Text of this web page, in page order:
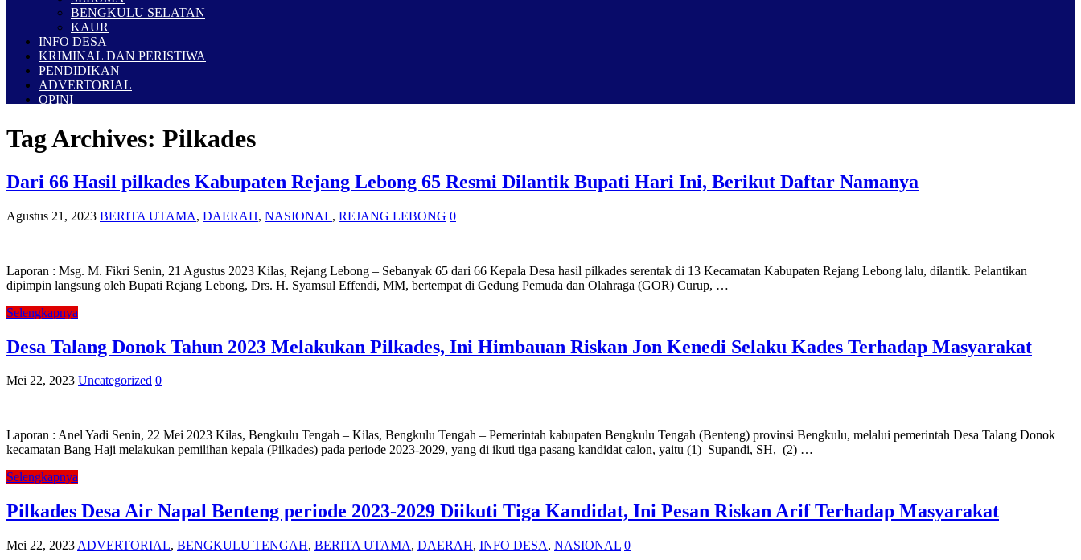
BENGKULU SELATAN
KAUR
INFO DESA
KRIMINAL DAN PERISTIWA
PENDIDIKAN
ADVERTORIAL
OPINI
Tag Archives: Pilkades
Dari 66 Hasil pilkades Kabupaten Rejang Lebong 65 Resmi Dilantik Bupati Hari Ini, Berikut Daftar Namanya
Agustus 21, 2023 BERITA UTAMA, DAERAH, NASIONAL, REJANG LEBONG 0
Laporan : Msg. M. Fikri Senin, 21 Agustus 2023 Kilas, Rejang Lebong – Sebanyak 65 dari 66 Kepala Desa hasil pilkades serentak di 13 Kecamatan Kabupaten Rejang Lebong lalu, dilantik. Pelantikan
dipimpin langsung oleh Bupati Rejang Lebong, Drs. H. Syamsul Effendi, MM, bertempat di Gedung Pemuda dan Olahraga (GOR) Curup, …
Selengkapnya
Desa Talang Donok Tahun 2023 Melakukan Pilkades, Ini Himbauan Riskan Jon Kenedi Selaku Kades Terhadap Masyarakat
Mei 22, 2023 Uncategorized 0
Laporan : Anel Yadi Senin, 22 Mei 2023 Kilas, Bengkulu Tengah – Kilas, Bengkulu Tengah – Pemerintah kabupaten Bengkulu Tengah (Benteng) provinsi Bengkulu, melalui pemerintah Desa Talang Donok
kecamatan Bang Haji melakukan pemilihan kepala (Pilkades) pada periode 2023-2029, yang di ikuti tiga pasang kandidat calon, yaitu (1) Supandi, SH, (2) …
Selengkapnya
Pilkades Desa Air Napal Benteng periode 2023-2029 Diikuti Tiga Kandidat, Ini Pesan Riskan Arif Terhadap Masyarakat
Mei 22, 2023 ADVERTORIAL, BENGKULU TENGAH, BERITA UTAMA, DAERAH, INFO DESA, NASIONAL 0